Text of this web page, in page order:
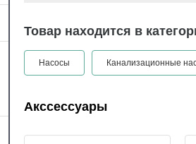
Товар находится в
Насосы Канализационные
Акссессуары